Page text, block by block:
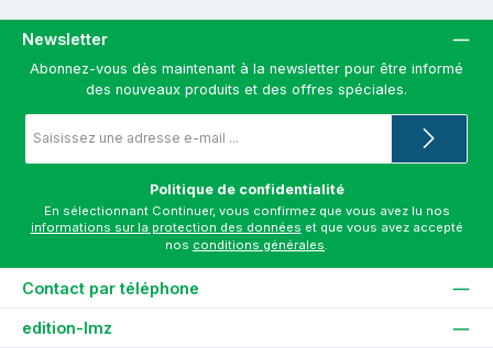
Newsletter
Abonnez-vous dès maintenant à la newsletter pour être informé
des nouveaux produits et des offres spéciales.
e-
*
Politique de confidentialité
informations sur la protection des données et que vous avez accepté
nos conditions générales.
Contact par téléphone
edition-lmz